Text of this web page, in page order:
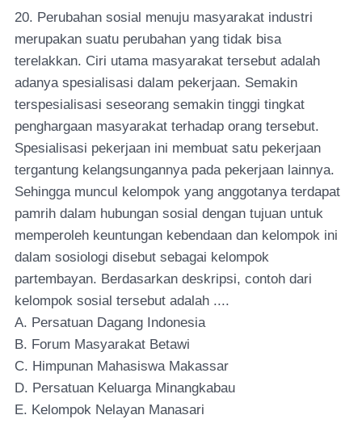
20. Perubahan sosial menuju masyarakat industri
merupakan suatu perubahan yang tidak bisa
terelakkan. Ciri utama masyarakat tersebut adalah
adanya spesialisasi dalam pekerjaan. Semakin
terspesialisasi seseorang semakin tinggi tingkat
penghargaan masyarakat terhadap orang tersebut.
Spesialisasi pekerjaan ini membuat satu pekerjaan
tergantung kelangsungannya pada pekerjaan lainnya.
Sehingga muncul kelompok yang anggotanya terdapat
pamrih dalam hubungan sosial dengan tujuan untuk
memperoleh keuntungan kebendaan dan kelompok ini
dalam sosiologi disebut sebagai kelompok
partembayan. Berdasarkan deskripsi, contoh dari
kelompok sosial tersebut adalah ....
A. Persatuan Dagang Indonesia
B. Forum Masyarakat Betawi
C. Himpunan Mahasiswa Makassar
D. Persatuan Keluarga Minangkabau
E. Kelompok Nelayan Manasari